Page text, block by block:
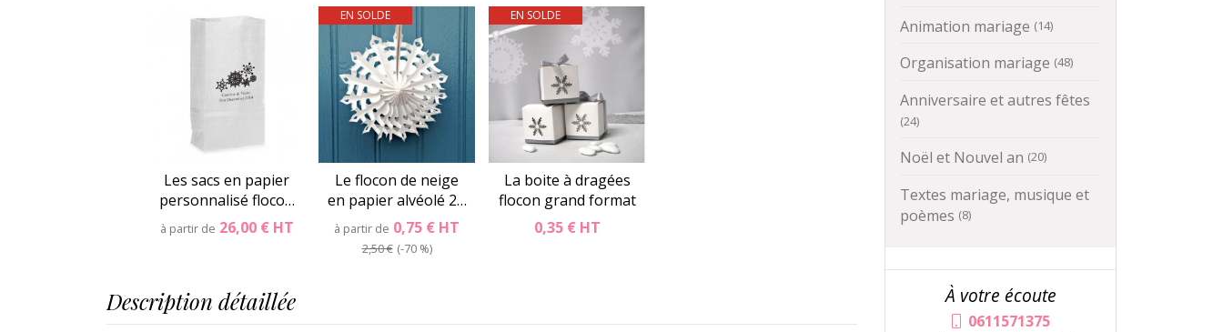
Les sacs en papier
personnalisé floco…
à partir de 26,00 € HT
EN SOLDE
Le flocon de neige
en papier alvéolé 2…
à partir de 0,75 € HT
2,50 € -70 %
EN SOLDE
La boite à dragées
flocon grand format
0,35 € HT
Description détaillée
Animation mariage (14)
Organisation mariage (48)
Anniversaire et autres fêtes
(24)
Noël et Nouvel an (20)
Textes mariage, musique et
poèmes (8)
À votre écoute
0611571375